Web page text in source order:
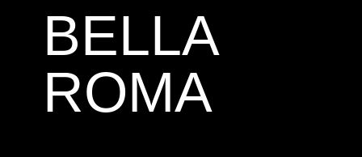
BELLA
ROMA